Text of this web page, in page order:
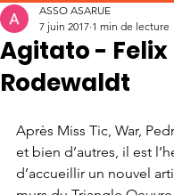
Agitato - Felix
Rodewaldt
ASSO ASARUE
7 juin 2017 1 min de lecture
Après Miss Tic, War,
et bien d’autres, il est
d’accueillir un nouvel